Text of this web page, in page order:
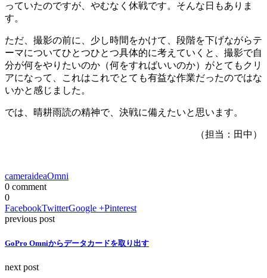
っていたのですが、やむなく休戦です。そんな日もありま
す。
ただ、撮影の前に、少し時間をかけて、段階を下げながらテ
ーマについてひとつひとつ具体的に考えていくと、撮影で自
分が何をやりたいのか（何をすればいいのか）がとてもクリ
アになって、これはこれでとても有益な作業だったのではな
いかと感じました。
では、晴耕雨読の精神で、決戦に備えたいと思います。
（担当：田中）
cameraideaOmni
0 comment
0
FacebookTwitterGoogle +Pinterest
previous post
GoPro Omniからデータカードを取り出す
next post